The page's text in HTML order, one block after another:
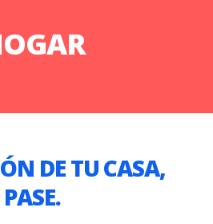
DE TU CASA,